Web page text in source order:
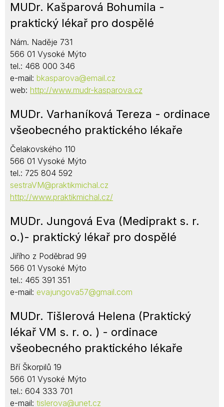
MUDr. Kašparová Bohumila -
praktický lékař pro dospělé
Nám. Naděje 731
566 01 Vysoké Mýto
tel.: 468 000 346
e-mail: bkasparova@email.cz
web: http://www.mudr-kasparova.cz
MUDr. Varhaníková Tereza - ordinace
všeobecného praktického lékaře
Čelakovského 110
566 01 Vysoké Mýto
tel.: 725 804 592
sestraVM@praktikmichal.cz
http://www.praktikmichal.cz/
MUDr. Jungová Eva (Mediprakt s. r.
o.)- praktický lékař pro dospělé
Jiřího z Poděbrad 99
566 01 Vysoké Mýto
tel.: 465 391 351
e-mail: evajungova57@gmail.com
MUDr. Tišlerová Helena (Praktický
lékař VM s. r. o. ) - ordinace
všeobecného praktického lékaře
Bří Škorpilů 19
566 01 Vysoké Mýto
tel.: 604 333 701
e-mail: tislerova@unet.cz